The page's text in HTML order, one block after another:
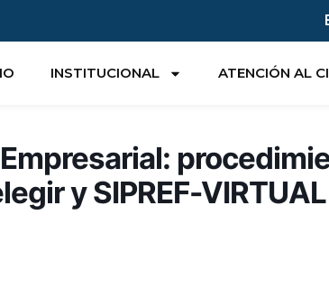
INSTITUCIONAL ATENCIÓN AL
y SIPREF-VIRTUAL